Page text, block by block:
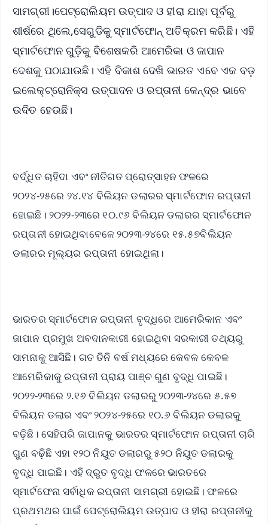
ସାମଗ୍ରୀ।ପେଟ୍ରୋଲିୟମ ଉତ୍ପାଦ ଓ ହୀରା ଯାହା ପୂର୍ବରୁ
ଶୀର୍ଷରେ ଥିଲେ,ସେଗୁଡିକୁ ସ୍ମାର୍ଟଫୋନ୍ ଅତିକ୍ରମ କରିଛି। ଏହି
ସ୍ମାର୍ଟଫୋନ ଗୁଡ଼ିକୁ ବିଶେଷକରି ଆମେରିକା ଓ ଜାପାନ
ଦେଶକୁ ପଠାଯାଉଛି। ଏହି ବିକାଶ ଦେଖି ଭାରତ ଏବେ ଏକ ବଡ଼
ଇଲେକ୍ଟ୍ରୋନିକ୍ସ ଉତ୍ପାଦନ ଓ ରପ୍ତାନୀ କେନ୍ଦ୍ର ଭାବେ
ଉଦିତ ହେଉଛି।
ବର୍ଦ୍ଧିତ ଚାହିଦା ଏବଂ ନୀତିଗତ ପ୍ରୋତ୍ସାହନ ଫଳରେ
୨୦୨୪-୨୫ରେ ୨୪.୧୪ ବିଲିୟନ ଡଲାରର ସ୍ମାର୍ଟଫୋନ ରପ୍ତାନୀ
ହୋଇଛି। ୨୦୨୨-୨୩ରେ ୧୦.୯୬ ବିଲିୟନ ଡଲାରର ସ୍ମାର୍ଟଫୋନ
ରପ୍ତାନୀ ହୋଇଥିବାବେଳେ ୨୦୨୩-୨୪ରେ ୧୫.୫୭ବିଲିୟନ
ଡଲାରର ମୂଲ୍ୟର ରପ୍ତାନୀ ହୋଇଥିଲା।
ଭାରତର ସ୍ମାର୍ଟଫୋନ ରପ୍ତାନୀ ବୃଦ୍ଧିରେ ଆମେରିକାନ ଏବଂ
ଜାପାନ ପ୍ରମୁଖ ଅବଦାନକାରୀ ହୋଇଥିବା ସରକାରୀ ତଥ୍ୟରୁ
ସାମନାକୁ ଆସିଛି। ଗତ ତିନି ବର୍ଷ ମଧ୍ୟରେ କେବଳ କେବଳ
ଆମେରିକାକୁ ରପ୍ତାନୀ ପ୍ରାୟ ପାଞ୍ଚ ଗୁଣ ବୃଦ୍ଧି ପାଇଛି।
୨୦୨୨-୨୩ରେ ୨.୧୬ ବିଲିୟନ ଡଲାରରୁ ୨୦୨୩-୨୪ରେ ୫.୫୭
ବିଲିୟନ ଡଲାର ଏବଂ ୨୦୨୪-୨୫ରେ ୧୦.୬ ବିଲିୟନ ଡଲାରକୁ
ବଢ଼ିଛି। ସେହିପରି ଜାପାନକୁ ଭାରତର ସ୍ମାର୍ଟଫୋନ ରପ୍ତାନୀ ଚାରି
ଗୁଣ ବଢ଼ିଛି ଏହା ୧୨୦ ନିୟୁତ ଡଲାରରୁ ୫୨୦ ନିୟୁତ ଡଲାରକୁ
ବୃଦ୍ଧି ପାଇଛି। ଏହି ଦ୍ରୁତ ବୃଦ୍ଧି ଫଳରେ ଭାରତରେ
ସ୍ମାର୍ଟଫେନା ସର୍ବାଧିକ ରପ୍ତାନୀ ସାମଗ୍ରୀ ହୋଇଛି। ଫଳରେ
ପ୍ରଥମଥର ପାଇଁ ପେଟ୍ରୋଲିୟମ ଉତ୍ପାଦ ଓ ହୀରା ରପ୍ତାନୀକୁ